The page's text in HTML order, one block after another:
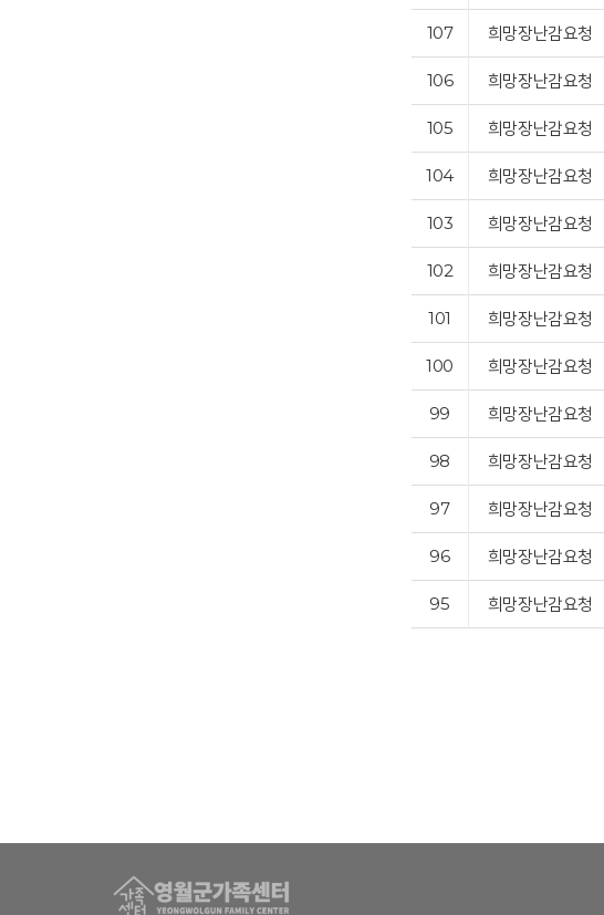
107 희망장난감요청
106 희망장난감요청
105 희망장난감요청
104 희망장난감요청
103 희망장난감요청
102 희망장난감요청
101 희망장난감요청
100 희망장난감요청
99 희망장난감요청
98 희망장난감요청
97 희망장난감요청
96 희망장난감요청
95 희망장난감요청